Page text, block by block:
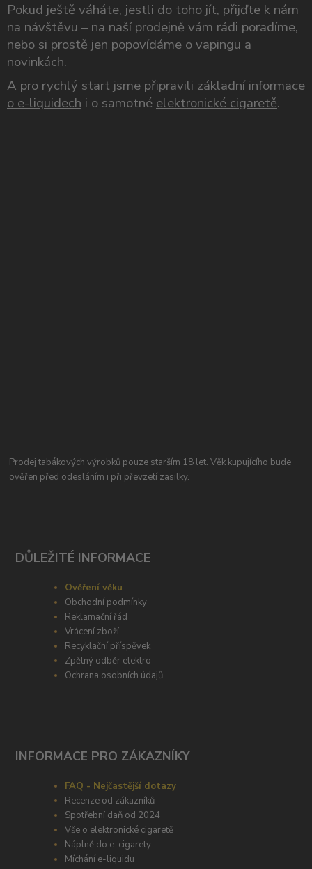
Pokud ještě váháte, jestli do toho jít, přijďte k nám
na návštěvu – na naší prodejně vám rádi poradíme,
nebo si prostě jen popovídáme o vapingu a
novinkách.
A pro rychlý start jsme připravili základní informace
o e-liquidech i o samotné elektronické cigaretě.
Prodej tabákových výrobků pouze starším 18 let. Věk kupujícího bude
ověřen před odesláním i při převzetí zasilky.
DŮLEŽITÉ INFORMACE
Ověření věku
Obchodní podmínky
Reklamační řád
Vrácení zboží
Recyklační příspěvek
Zpětný odběr elektro
Ochrana osobních údajů
INFORMACE PRO ZÁKAZNÍKY
FAQ - Nejčastější dotazy
Recenze od zákazníků
Spotřební daň od 2024
Vše o elektronické cigaretě
Náplně do e-cigarety
Míchání e-liquidu